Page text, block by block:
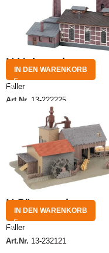
N Heizwerk
Faller
Art.Nr. 13-222225
IN DEN WARENKORB
N Sägewerk
Faller
Art.Nr. 13-232121
IN DEN WARENKORB